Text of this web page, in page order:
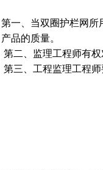
第一、当双圈护栏网所
产品的质量。
第二、监理工程师有
第三、工程监理工程